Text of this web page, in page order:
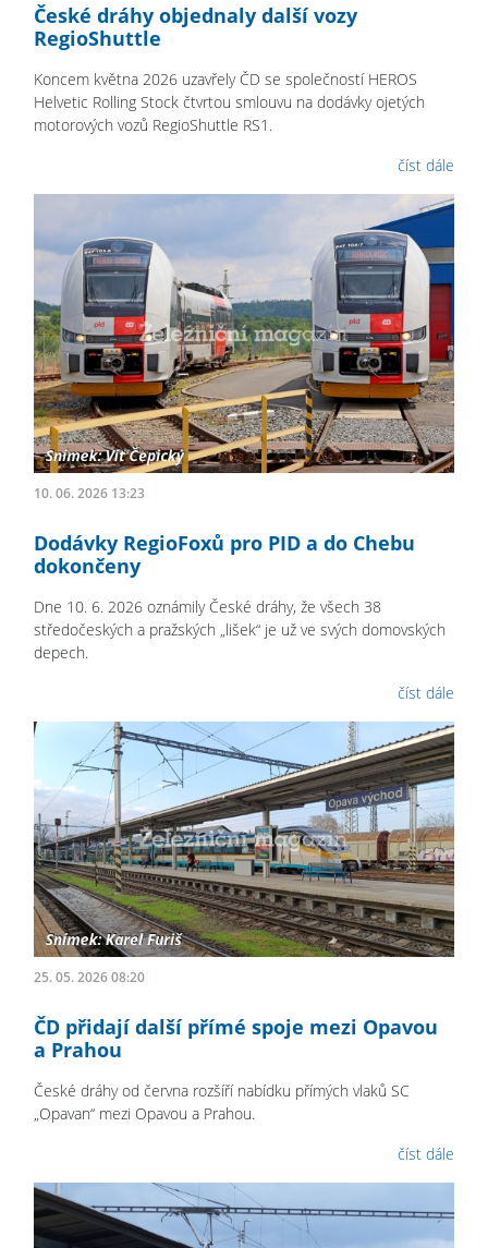
České dráhy objednaly další vozy
RegioShuttle
Koncem května 2026 uzavřely ČD se společností HEROS
Helvetic Rolling Stock čtvrtou smlouvu na dodávky ojetých
motorových vozů RegioShuttle RS1.
číst dále
10. 06. 2026 13:23
Dodávky RegioFoxů pro PID a do Chebu
dokončeny
Dne 10. 6. 2026 oznámily České dráhy, že všech 38
středočeských a pražských „lišek“ je už ve svých domovských
depech.
číst dále
25. 05. 2026 08:20
ČD přidají další přímé spoje mezi Opavou
a Prahou
České dráhy od června rozšíří nabídku přímých vlaků SC
„Opavan“ mezi Opavou a Prahou.
číst dále